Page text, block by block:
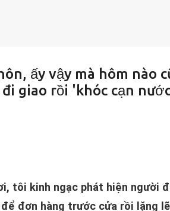
ấy vậy mà hôm nào
giao rồi 'khóc cạn
tôi kinh ngạc phát hiện người
đơn hàng trước cửa rồi lặng